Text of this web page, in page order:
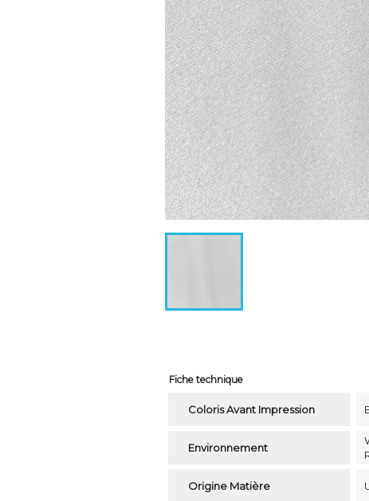
Fiche technique
Coloris Avant Impression
Environnement
Origine Matière